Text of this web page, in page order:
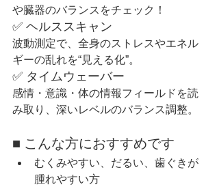
や臓器のバランスをチェック！
✅ ヘルススキャン
波動測定で、全身のストレスやエネル
ギーの乱れを“見える化”。
✅ タイムウェーバー
感情・意識・体の情報フィールドを読
み取り、深いレベルのバランス調整。
■ こんな方におすすめです
むくみやすい、だるい、歯ぐきが
腫れやすい方